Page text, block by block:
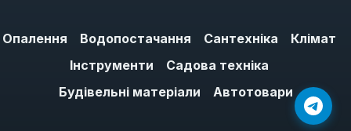
Опалення Водопостачання Сантехніка
Клімат
Інструменти
Садова техніка
Будівельні матеріали
Автотовари